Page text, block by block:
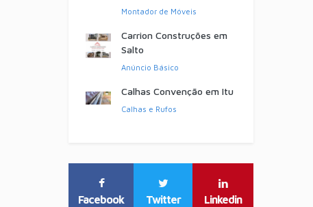
Montador de Móveis
Carrion Construções em
Salto
Anúncio Básico
Calhas Convenção em Itu
Calhas e Rufos
Facebook Twitter Linkedin